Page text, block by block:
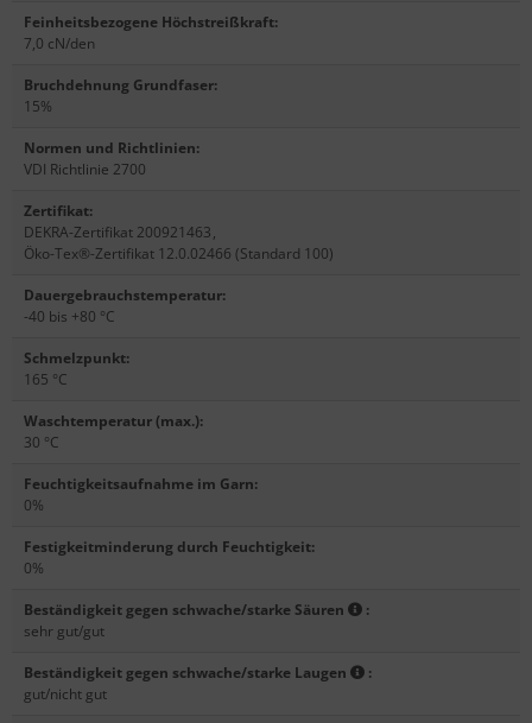
Feinheitsbezogene Höchstreißkraft:
7,0 cN/den
Bruchdehnung Grundfaser:
15%
Normen und Richtlinien:
VDI Richtlinie 2700
Zertifikat:
DEKRA-Zertifikat 200921463,
Öko-Tex®-Zertifikat 12.0.02466 (Standard 100)
Dauergebrauchstemperatur:
-40 bis +80 °C
Schmelzpunkt:
165 °C
Waschtemperatur (max.):
30 °C
Feuchtigkeitsaufnahme im Garn:
0%
Festigkeitminderung durch Feuchtigkeit:
0%
Beständigkeit gegen schwache/starke Säuren
:
sehr gut/gut
Beständigkeit gegen schwache/starke Laugen
:
gut/nicht gut